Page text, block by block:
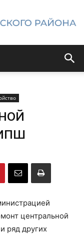
центральной
ряд других